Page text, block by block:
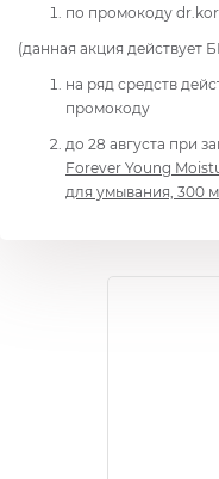
по промокоду
(данная акция действует
на ряд средств
промокоду
до 28 августа при
Forever Young
для умывания, 300